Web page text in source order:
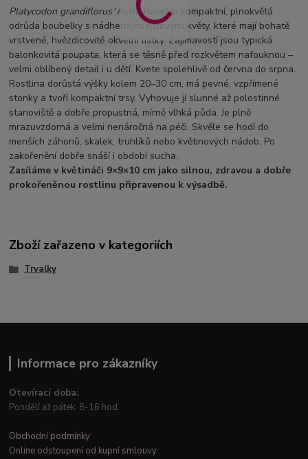
Platycodon grandiflorus 'Astra Rose' je kompaktní, plnokvětá
odrůda boubelky s nádhernými růžovými květy, které mají bohatě
vrstvené, hvězdicovité okvětní lístky. Zajímavostí jsou typická
balonkovitá poupata, která se těsně před rozkvětem nafouknou –
velmi oblíbený detail i u dětí. Kvete spolehlivě od června do srpna.
Rostlina dorůstá výšky kolem 20–30 cm, má pevné, vzpřímené
stonky a tvoří kompaktní trsy. Vyhovuje jí slunné až polostinné
stanoviště a dobře propustná, mírně vlhká půda. Je plně
mrazuvzdorná a velmi nenáročná na péči. Skvěle se hodí do
menších záhonů, skalek, truhlíků nebo květinových nádob. Po
zakořenění dobře snáší i období sucha.
Zasíláme v květináči 9×9×10 cm jako silnou, zdravou a dobře
prokořeněnou rostlinu připravenou k výsadbě.
Zboží zařazeno v kategoriích
Trvalky
Informace pro zákazníky
Otevírací doba:
Pondělí až pátek: 8-16 hod.
Obchodní podmínky
Online odstoupení od kupní smlouvy